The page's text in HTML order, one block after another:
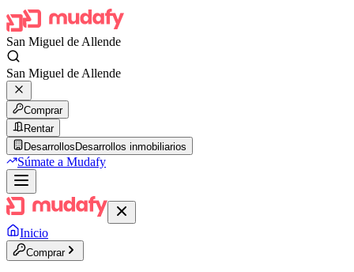
San Miguel de Allende
San Miguel de Allende
Comprar
Rentar
Desarrollos Desarrollos inmobiliarios
Súmate a Mudafy
Inicio
Comprar